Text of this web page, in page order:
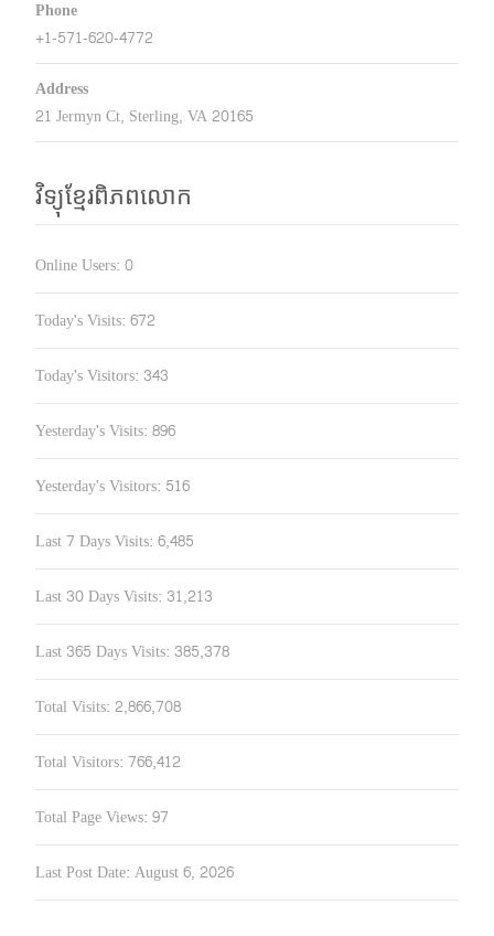
Phone
+1-571-620-4772
Address
21 Jermyn Ct, Sterling, VA 20165
វិទ្យុខ្មែរពិភពលោក
Online Users: 0
Today's Visits: 672
Today's Visitors: 343
Yesterday's Visits: 896
Yesterday's Visitors: 516
Last 7 Days Visits: 6,485
Last 30 Days Visits: 31,213
Last 365 Days Visits: 385,378
Total Visits: 2,866,708
Total Visitors: 766,412
Total Page Views: 97
Last Post Date: August 6, 2026